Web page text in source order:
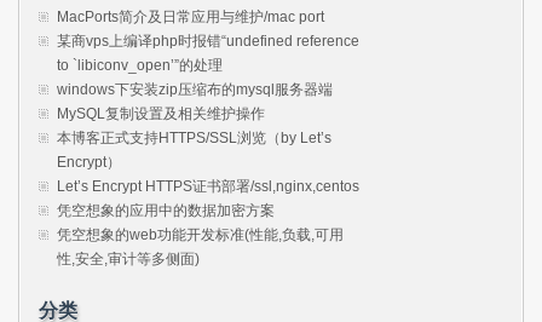
MacPorts简介及日常应用与维护/mac port
某商vps上编译php时报错“undefined reference
to `libiconv_open’”的处理
windows下安装zip压缩布的mysql服务器端
MySQL复制设置及相关维护操作
本博客正式支持HTTPS/SSL浏览（by Let’s
Encrypt）
Let’s Encrypt HTTPS证书部署/ssl,nginx,centos
凭空想象的应用中的数据加密方案
凭空想象的web功能开发标准(性能,负载,可用
性,安全,审计等多侧面)
分类